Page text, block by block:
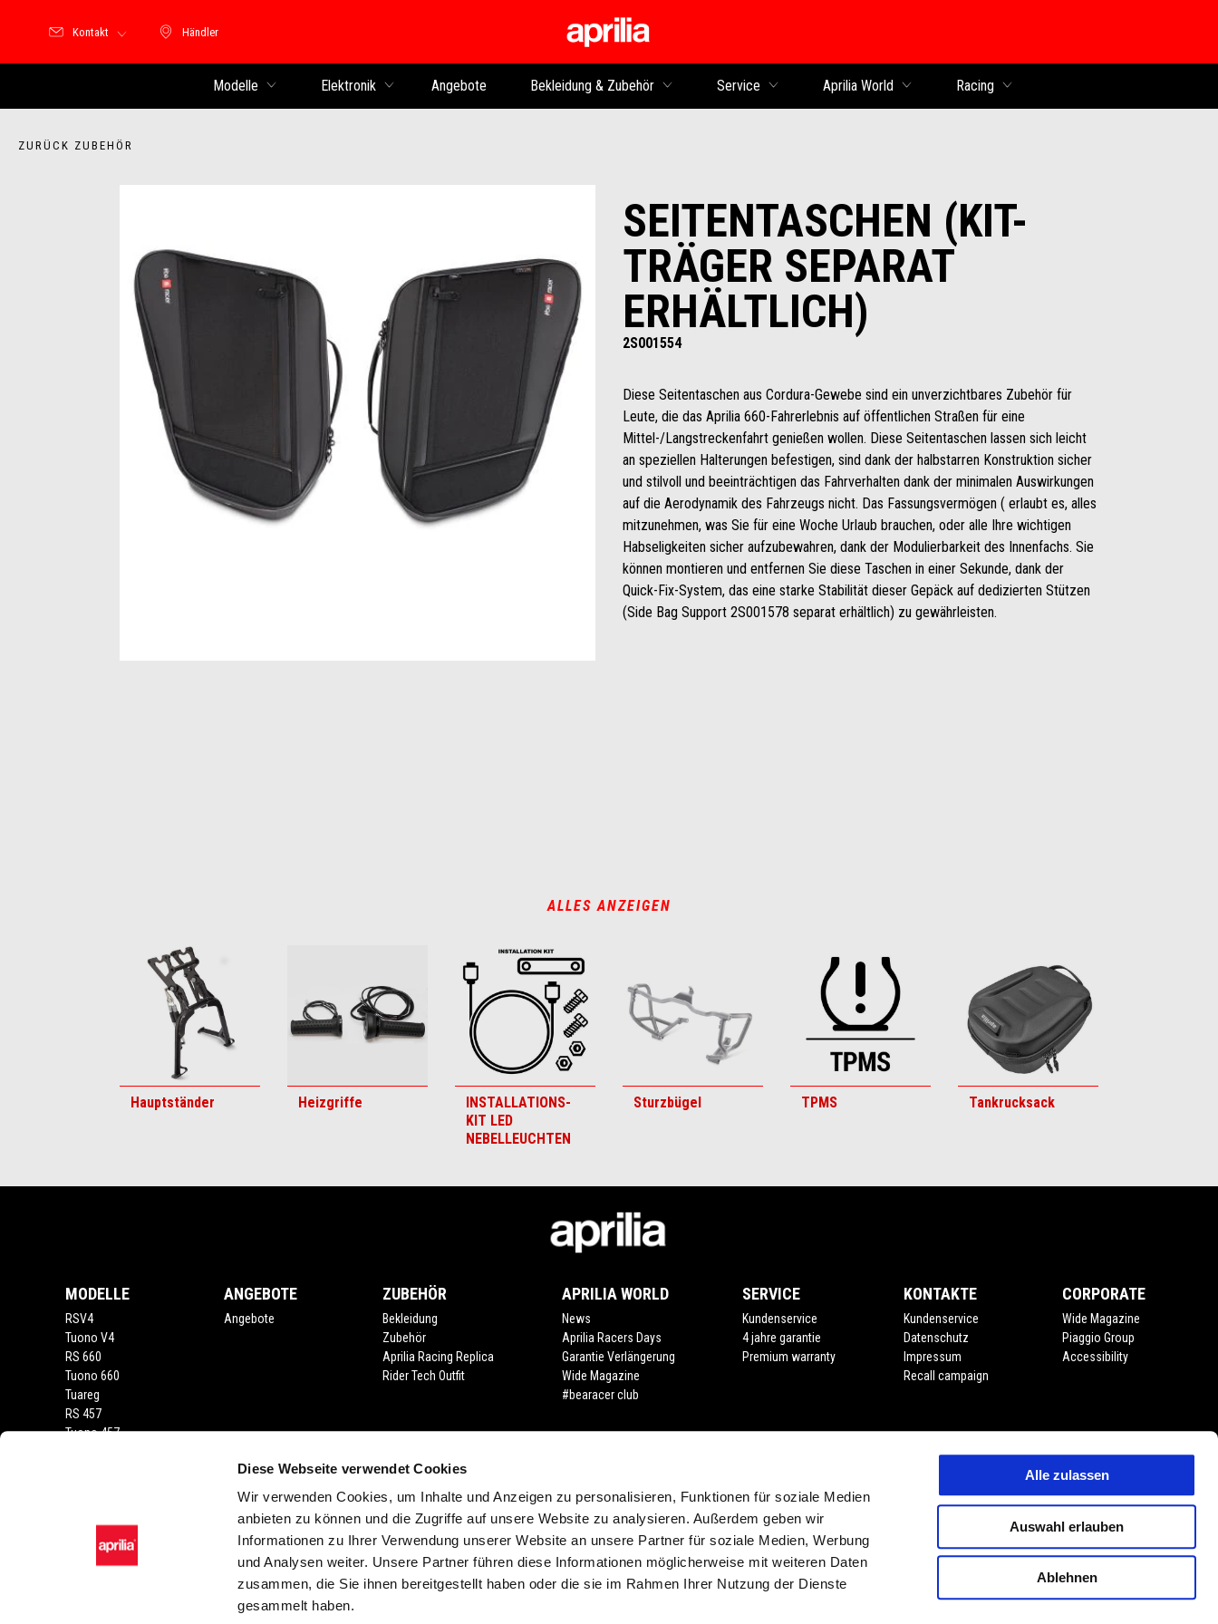
Diese Webseite verwendet Cookies
Wir verwenden Cookies, um Inhalte und Anzeigen zu personalisieren, Funktionen für soziale Medien
anbieten zu können und die Zugriffe auf unsere Website zu analysieren. Außerdem geben wir
Informationen zu Ihrer Verwendung unserer Website an unsere Partner für soziale Medien, Werbung
und Analysen weiter. Unsere Partner führen diese Informationen möglicherweise mit weiteren Daten
zusammen, die Sie ihnen bereitgestellt haben oder die sie im Rahmen Ihrer Nutzung der Dienste
gesammelt haben.
Alle zulassen
Auswahl erlauben
Ablehnen
Händler
Händler
Kontakt
Modelle Elektronik Angebote Bekleidung & Zubehör Service Aprilia World Racing
ZURÜCK ZUBEHÖR
SEITENTASCHEN (KIT-
TRÄGER SEPARAT
ERHÄLTLICH)
2S001554
Diese Seitentaschen aus Cordura-Gewebe sind ein unverzichtbares Zubehör für
Leute, die das Aprilia 660-Fahrerlebnis auf öffentlichen Straßen für eine
Mittel-/Langstreckenfahrt genießen wollen. Diese Seitentaschen lassen sich leicht
an speziellen Halterungen befestigen, sind dank der halbstarren Konstruktion sicher
und stilvoll und beeinträchtigen das Fahrverhalten dank der minimalen Auswirkungen
auf die Aerodynamik des Fahrzeugs nicht. Das Fassungsvermögen ( erlaubt es, alles
mitzunehmen, was Sie für eine Woche Urlaub brauchen, oder alle Ihre wichtigen
Habseligkeiten sicher aufzubewahren, dank der Modulierbarkeit des Innenfachs. Sie
können montieren und entfernen Sie diese Taschen in einer Sekunde, dank der
Quick-Fix-System, das eine starke Stabilität dieser Gepäck auf dedizierten Stützen
(Side Bag Support 2S001578 separat erhältlich) zu gewährleisten.
ALLES ANZEIGEN
Hauptständer Heizgriffe
INSTALLATIONS-
KIT LED
NEBELLEUCHTEN
Sturzbügel TPMS Tankrucksack
MODELLE
RSV4
Tuono V4
RS 660
Tuono 660
Tuareg
RS 457
Tuono 457
SR GT 400
ANGEBOTE
Angebote
ZUBEHÖR
Bekleidung
Zubehör
Aprilia Racing Replica
Rider Tech Outfit
APRILIA WORLD
News
Aprilia Racers Days
Garantie Verlängerung
Wide Magazine
#bearacer club
SERVICE
Kundenservice
4 jahre garantie
Premium warranty
KONTAKTE
Kundenservice
Datenschutz
Impressum
Recall campaign
CORPORATE
Wide Magazine
Piaggio Group
Accessibility